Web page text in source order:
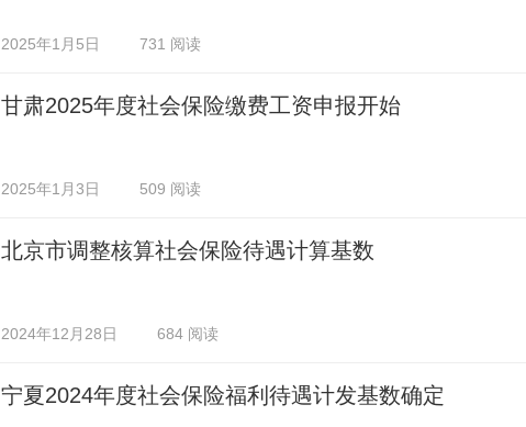
2025年1月5日 731 阅读
甘肃2025年度社会保险缴费工资申报开始
2025年1月3日 509 阅读
北京市调整核算社会保险待遇计算基数
2024年12月28日 684 阅读
宁夏2024年度社会保险福利待遇计发基数确定